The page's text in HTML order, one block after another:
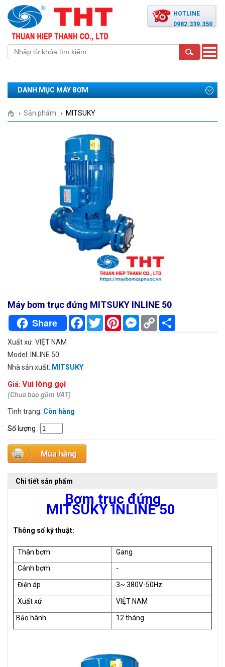
HOTLINE
0982.339.350
Toggle
DANH MỤC MÁY BƠM
Sản phẩm MITSUKY
Máy bơm trục đứng MITSUKY INLINE 50
Share FacebookTwitterPinterestMessenger
Copy
Link
Xuất xứ: VIỆT NAM
Model: INLINE 50
Nhà sản xuất: MITSUKY
Giá: Vui lòng gọi
(Chưa bao gồm VAT)
Tình trạng: Còn hàng
Số lượng :
Chi tiết sản phẩm
Bơm trục đứng
MITSUKY INLINE 50
Thông số kỹ thuật:
Thân bơm
Gang
Cánh bơm
-
Điện áp 3~ 380V-50Hz
Xuất xứ VIỆT NAM
Bảo hành 12 tháng